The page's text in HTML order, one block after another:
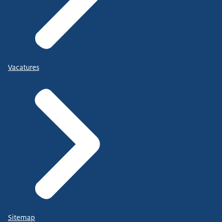
Vacatures
Sitemap